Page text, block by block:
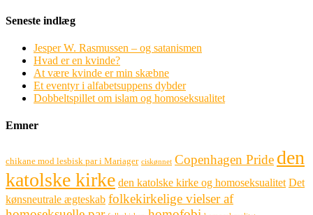
Seneste indlæg
Jesper W. Rasmussen – og satanismen
Hvad er en kvinde?
At være kvinde er min skæbne
Et eventyr i alfabetsuppens dybder
Dobbeltspillet om islam og homoseksualitet
Emner
chikane mod lesbisk par i Mariager ciskønnet Copenhagen Pride den
katolske kirke den katolske kirke og homoseksualitet Det
kønsneutrale ægteskab folkekirkelige vielser af